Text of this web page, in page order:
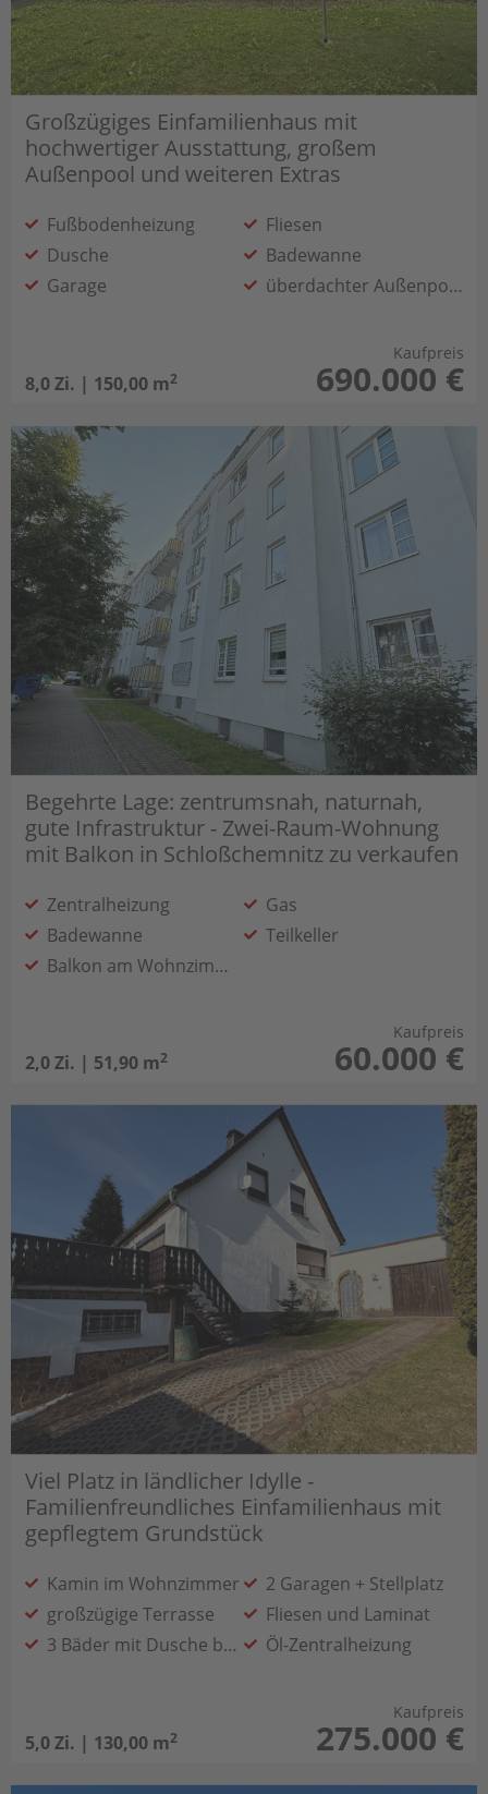
Großzügiges Einfamilienhaus mit
hochwertiger Ausstattung, großem
Außenpool und weiteren Extras
Fußbodenheizung
Fliesen
Dusche
Badewanne
Garage
überdachter Außenpool
8,0 Zi. | 150,00 m2
Kaufpreis
690.000 €
Begehrte Lage: zentrumsnah, naturnah,
gute Infrastruktur - Zwei-Raum-Wohnung
mit Balkon in Schloßchemnitz zu verkaufen
Zentralheizung
Gas
Badewanne
Teilkeller
Balkon am Wohnzimmer
2,0 Zi. | 51,90 m2
Kaufpreis
60.000 €
Viel Platz in ländlicher Idylle -
Familienfreundliches Einfamilienhaus mit
gepflegtem Grundstück
Kamin im Wohnzimmer
2 Garagen + Stellplatz
großzügige Terrasse
Fliesen und Laminat
3 Bäder mit Dusche bzw. Badewanne
Öl-Zentralheizung
5,0 Zi. | 130,00 m2
Kaufpreis
275.000 €